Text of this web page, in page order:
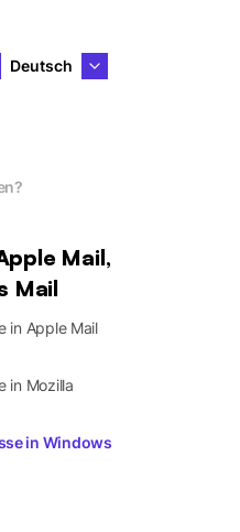
Deutsch
Mail,
Mail
in Apple Mail
in Mozilla
in Windows